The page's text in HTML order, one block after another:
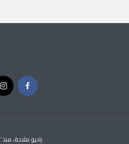
راديو ملاحة، منذ ٢٠١٢